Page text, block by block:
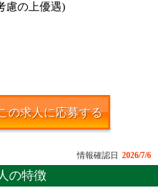
慮の上優遇)
の求人に応募する
情報確認日 2026/7/6
の特徴